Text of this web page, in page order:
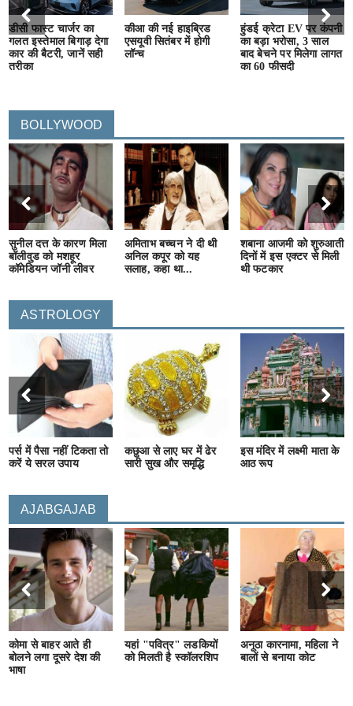
डीसी फास्ट चार्जर का
गलत इस्तेमाल बिगाड़ देगा
कार की बैटरी, जानें सही
तरीका
कीआ की नई हाइब्रिड
एसयूवी सितंबर में होगी
लॉन्च
हुंडई क्रेटा EV पर कंपनी
का बड़ा भरोसा, 3 साल
बाद बेचने पर मिलेगा लागत
का 60 फीसदी
BOLLYWOOD
सुनील दत्त के कारण मिला
बॉलीवुड को मशहूर
कॉमेडियन जॉनी लीवर
अमिताभ बच्चन ने दी थी
अनिल कपूर को यह
सलाह, कहा था...
शबाना आजमी को शुरुआती
दिनों में इस एक्टर से मिली
थी फटकार
ASTROLOGY
पर्स में पैसा नहीं टिकता तो
करें ये सरल उपाय
कछुआ से लाए घर में ढेर
सारी सुख और समृद्धि
इस मंदिर में लक्ष्मी माता के
आठ रूप
AJABGAJAB
कोमा से बाहर आते ही
बोलने लगा दूसरे देश की
भाषा
यहां "पवित्र" लडकियों
को मिलती है स्कॉलरशिप
अनूठा कारनामा, महिला ने
बालों से बनाया कोट